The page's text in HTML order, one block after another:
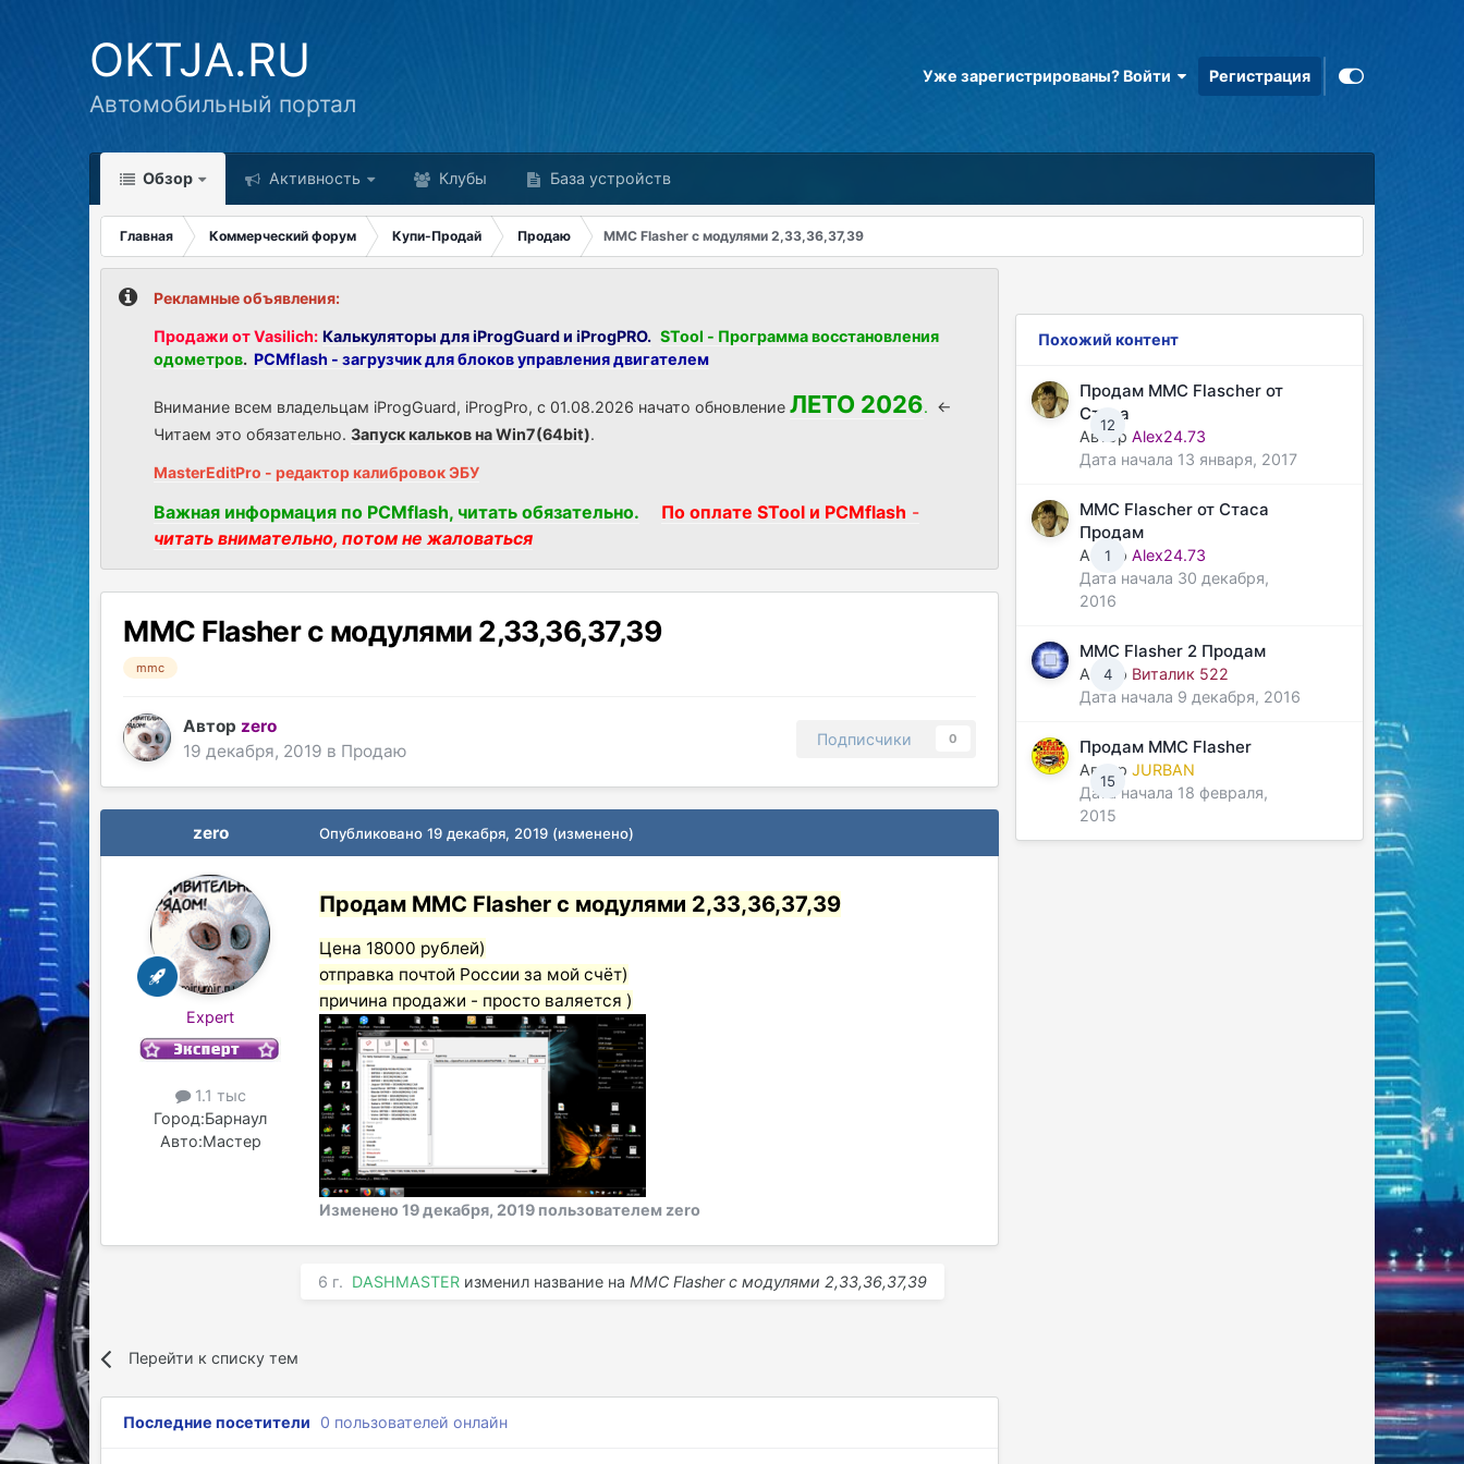
OKTJA.RU
Автомобильный портал
Уже зарегистрированы? Войти Регистрация
Обзор Активность Клубы База устройств
Главная Коммерческий форум Купи-Продай Продаю MMC Flasher с модулями 2,33,36,37,39
Рекламные объявления:
Продажи от Vasilich: Калькуляторы для iProgGuard и iProgPRO. STool - Программа восстановления
одометров. PCMflash - загрузчик для блоков управления двигателем
Внимание всем владельцам iProgGuard, iProgPro, с 01.08.2026 начато обновлениеЛЕТО 2026. <-
Читаем это обязательно.Запуск кальков на Win7(64bit).
MasterEditPro - редактор калибровок ЭБУ
Важная информация по PCMflash, читать обязательно. По оплате STool и PCMflash -
читать внимательно, потом не жаловаться
MMC Flasher с модулями 2,33,36,37,39
mmc
Авторzero
19 декабря, 2019 в Продаю
Подписчики 0
zero
Expert
1.1 тыс
Город:Барнаул
Авто:Мастер
Опубликовано19 декабря, 2019 (изменено)
Продам MMC Flasher с модулями 2,33,36,37,39
Цена 18000 рублей)
отправка почтой России за мой счёт)
причина продажи - просто валяется )
Изменено19 декабря, 2019 пользователем zero
6 г. DASHMASTER изменил название наMMC Flasher с модулями 2,33,36,37,39
Перейти к списку тем
Последние посетители 0 пользователей онлайн
Похожий контент
12
Продам MMC Flascher от
Стаса
Автор Alex24.73
Дата начала 13 января, 2017
1
MMC Flascher от Стаса
Продам
Автор Alex24.73
Дата начала 30 декабря,
2016
4
MMC Flasher 2 Продам
Автор Виталик 522
Дата начала 9 декабря, 2016
15
Продам MMC Flasher
Автор JURBAN
Дата начала 18 февраля,
2015